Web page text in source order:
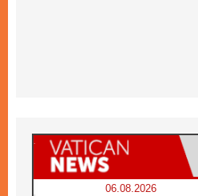
06.08.2026